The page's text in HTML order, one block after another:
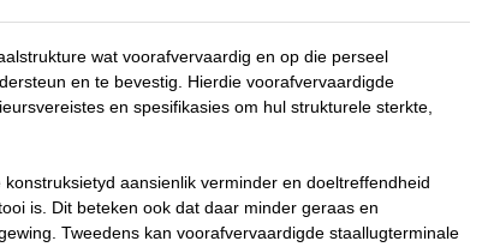
wat voorafvervaardig en op die perseel
en te bevestig. Hierdie voorafvervaardigde
en spesifikasies om hul strukturele sterkte,
aansienlik verminder en doeltreffendheid
is. Dit beteken ook dat daar minder geraas en
Tweedens kan voorafvervaardigde staallugterminale